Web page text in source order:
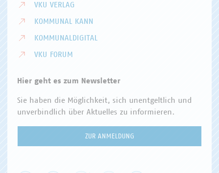
VKU VERLAG
KOMMUNAL KANN
KOMMUNALDIGITAL
VKU FORUM
Hier geht es zum Newsletter
Sie haben die Möglichkeit, sich unentgeltlich und
unverbindlich über Aktuelles zu informieren.
ZUR ANMELDUNG